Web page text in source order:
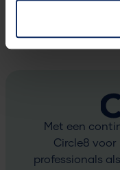
Met een
Circle8 voor
professionals